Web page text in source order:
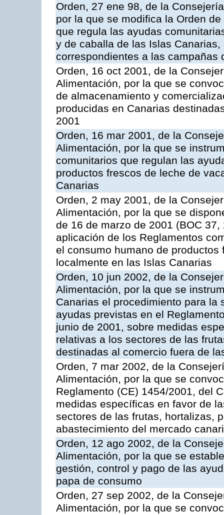
Orden, 27 ene 98, de la
por la que se modifica la Orden
que regula las ayudas
y de caballa de las Islas
correspondientes a las campañas
Orden, 16 oct 2001, de la
Alimentación, por la que se
de almacenamiento y
producidas en Canarias
2001
Orden, 16 mar 2001, de la
Alimentación, por la que se
comunitarios que regulan las
productos frescos de leche de
Canarias
Orden, 2 may 2001, de la
Alimentación, por la que se
de 16 de marzo de 2001 (BOC
aplicación de los Reglamentos
el consumo humano de
localmente en las Islas Canarias
Orden, 10 jun 2002, de la
Alimentación, por la que se
Canarias el procedimiento para
ayudas previstas en el
junio de 2001, sobre medidas
relativas a los sectores de las
destinadas al comercio fuera de
Orden, 7 mar 2002, de la
Alimentación, por la que se
Reglamento (CE) 1454/2001, del
medidas específicas en favor de
sectores de las frutas, hortalizas,
abastecimiento del mercado
Orden, 12 ago 2002, de la
Alimentación, por la que se
gestión, control y pago de las
papa de consumo
Orden, 27 sep 2002, de la
Alimentación, por la que se